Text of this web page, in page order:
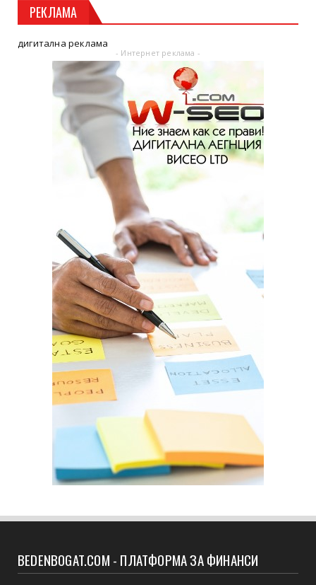
РЕКЛАМА
дигитална реклама
- Интернет реклама -
BEDENBOGAT.COM - ПЛАТФОРМА ЗА ФИНАНСИ